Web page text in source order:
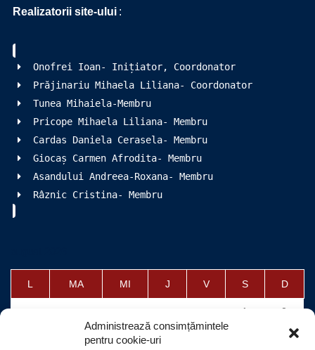
Administrează consimțămintele
pentru cookie-uri
Realizatorii site-ului :
Onofrei Ioan- Inițiator, Coordonator
Prăjinariu Mihaela Liliana- Coordonator
Tunea Mihaiela-Membru
Pricope Mihaela Liliana- Membru
Cardas Daniela Cerasela- Membru
Giocaș Carmen Afrodita- Membru
Asandului Andreea-Roxana- Membru
Râznic Cristina- Membru
L MA MI J V S D
1 2
5